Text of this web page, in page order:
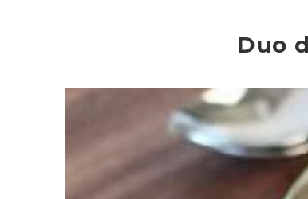
Duo